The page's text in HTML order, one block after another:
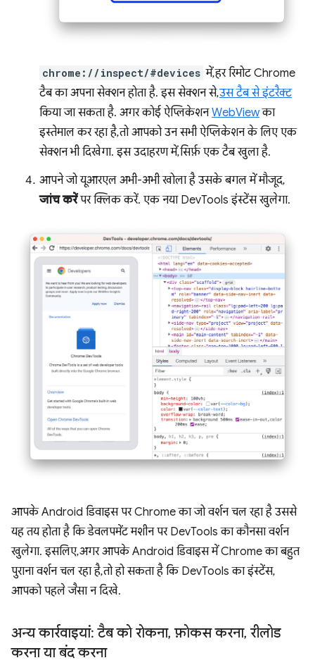
chrome://inspect/#devices में, हर रिमोट Chrome
टैब का अपना सेक्शन होता है. इस सेक्शन से,उस टैब से इंटरैक्ट
किया जा सकता है. अगर कोई ऐप्लिकेशनWebViewका
इस्तेमाल कर रहा है, तो आपको उन सभी ऐप्लिकेशन के लिए एक
सेक्शन भी दिखेगा. इस उदाहरण में, सिर्फ़ एक टैब खुला है.
आपने जो यूआरएल अभी-अभी खोला है उसके बगल में मौजूद,
जांच करेंपर क्लिक करें. एक नया DevTools इंस्टेंस खुलेगा.
आपके Android डिवाइस पर Chrome का जो वर्शन चल रहा है उससे
यह तय होता है कि डेवलपमेंट मशीन पर DevTools का कौनसा वर्शन
खुलेगा. इसलिए, अगर आपके Android डिवाइस में Chrome का बहुत
पुराना वर्शन चल रहा है, तो हो सकता है कि DevTools का इंस्टेंस,
आपको पहले जैसा न दिखे.
अन्य कार्रवाइयां: टैब को रोकना, फ़ोकस करना, रीलोड
करना या बंद करना